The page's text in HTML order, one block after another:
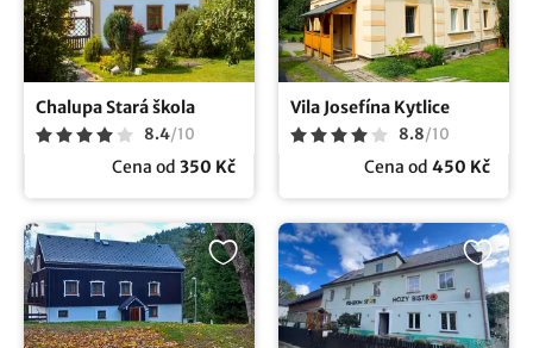
Chalupa Stará škola
8.4/10
Cena od 350 Kč
Vila Josefína Kytlice
8.8/10
Cena od 450 Kč